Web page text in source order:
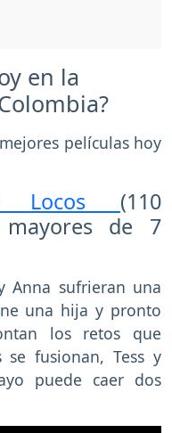
en la
películas hoy
Locos (110
de 7
Anna sufrieran una
una hija y pronto
los retos que
fusionan, Tess y
puede caer dos